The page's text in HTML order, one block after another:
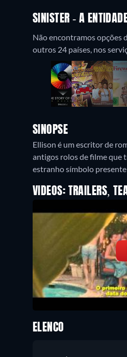
SINISTER - A
Não encontramos opções
outros 24 países, nos
SINOPSE
Ellison é um escritor de
antigos rolos de filme que
estranho símbolo presente
VIDEOS: TRAILERS,
ELENCO